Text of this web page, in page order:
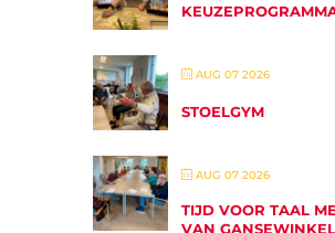
AUG 07 2026
STOELGYM
AUG 07 2026
TIJD VOOR TAAL
VAN GANSEWINKEL